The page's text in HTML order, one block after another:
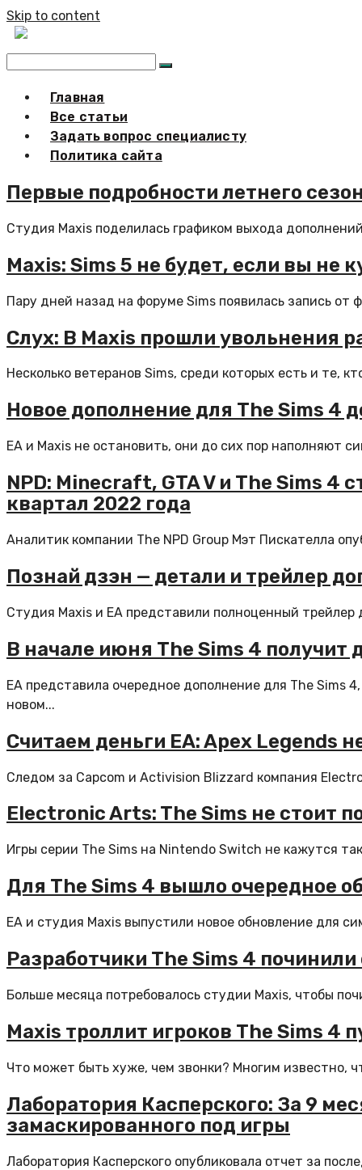
Skip to content
Главная
Все статьи
Задать вопрос специалисту
Политика сайта
Первые подробности летнего
Студия Maxis поделилась графиком выхода
Maxis: Sims 5 не будет, если вы не
Пару дней назад на форуме Sims появилась запись от
Слух: В Maxis прошли увольнения
Несколько ветеранов Sims, среди которых есть и те,
Новое дополнение для The Sims 4
EA и Maxis не остановить, они до сих пор наполняют
NPD: Minecraft, GTA V и The Sims
квартал 2022 года
Аналитик компании The NPD Group Мэт Пискателла
Познай дзэн — детали и трейлер
Студия Maxis и EA представили полноценный
В начале июня The Sims 4 получит
EA представила очередное дополнение для The Sims
новом...
Считаем деньги EA: Apex Legends
Следом за Capcom и Activision Blizzard компания
Electronic Arts: The Sims не стоит
Игры серии The Sims на Nintendo Switch не кажутся
Для The Sims 4 вышло очередное
EA и студия Maxis выпустили новое обновление для
Разработчики The Sims 4
Больше месяца потребовалось студии Maxis, чтобы
Maxis троллит игроков The Sims
Что может быть хуже, чем звонки? Многим известно,
Лаборатория Касперского: За 9
замаскированного под игры
Лаборатория Касперского опубликовала отчет за